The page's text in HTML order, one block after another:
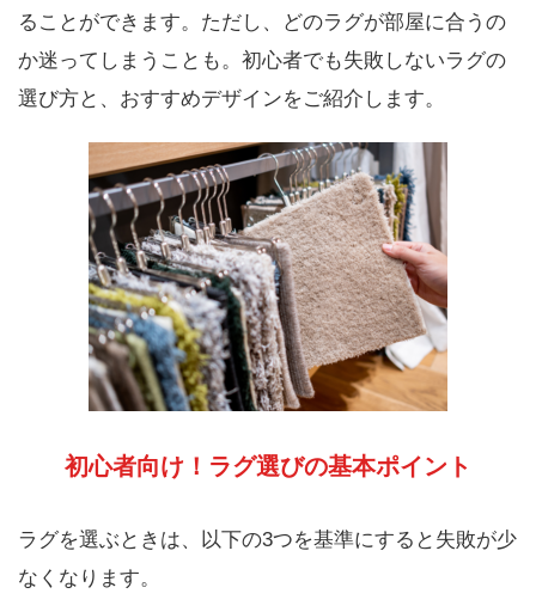
ることができます。ただし、どのラグが部屋に合うの
か迷ってしまうことも。初心者でも失敗しないラグの
選び方と、おすすめデザインをご紹介します。
初心者向け！ラグ選びの基本ポイント
ラグを選ぶときは、以下の3つを基準にすると失敗が少
なくなります。